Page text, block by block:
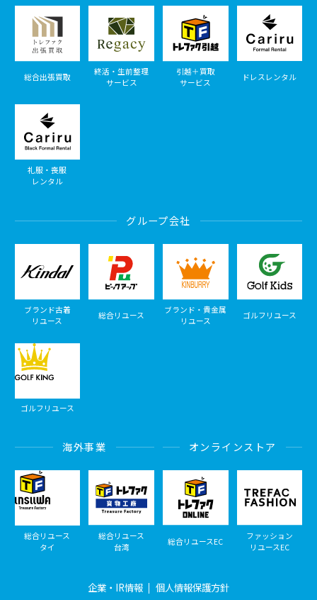
総合出張買取
終活・生前整理
サービス
引越＋買取
サービス
ドレスレンタル
礼服・喪服
レンタル
グループ会社
ブランド古着
リユース
総合リユース
ブランド・貴金属
リユース
ゴルフリユース
ゴルフリユース
海外事業
総合リユース
タイ
総合リユース
台湾
オンラインストア
総合リユースEC
ファッション
リユースEC
企業・IR情報
個人情報保護方針